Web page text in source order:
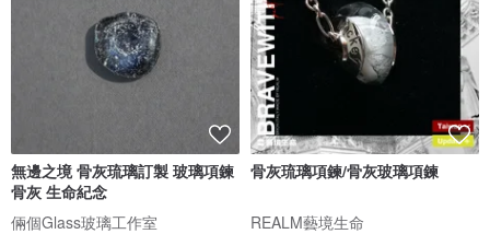
無邊之境 骨灰琉璃訂製 玻璃項鍊
骨灰 生命紀念
倆個Glass玻璃工作室
骨灰琉璃項鍊/骨灰玻璃項鍊
REALM藝境生命